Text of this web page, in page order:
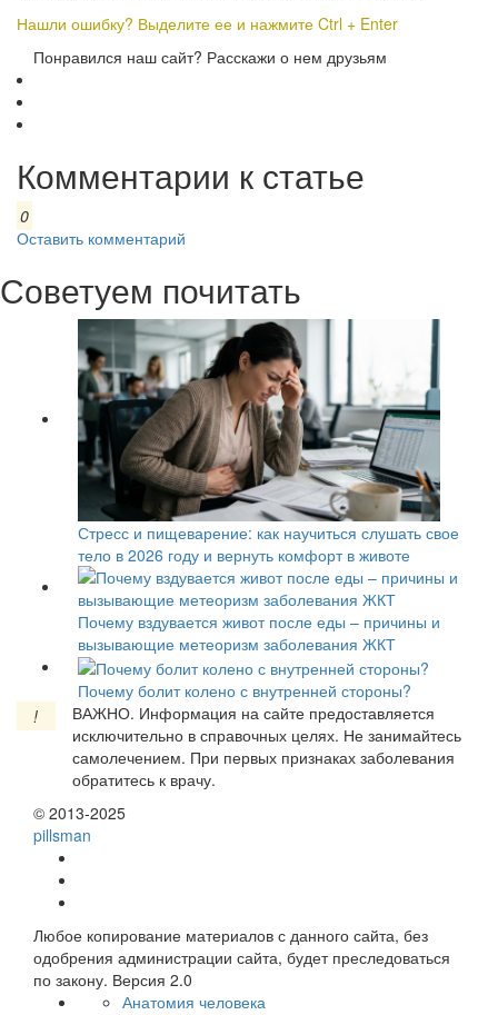
Нашли ошибку? Выделите ее и нажмите Ctrl + Enter
Понравился наш сайт? Расскажи о нем друзьям
Комментарии к статье
0
Оставить комментарий
Советуем почитать
Стресс и пищеварение: как научиться слушать свое
тело в 2026 году и вернуть комфорт в животе
Почему вздувается живот после еды – причины и
вызывающие метеоризм заболевания ЖКТ
Почему болит колено с внутренней стороны?
!
ВАЖНО. Информация на сайте предоставляется
исключительно в справочных целях. Не занимайтесь
самолечением. При первых признаках заболевания
обратитесь к врачу.
© 2013-2025
pillsman
Любое копирование материалов с данного сайта, без
одобрения администрации сайта, будет преследоваться
по закону. Версия 2.0
Анатомия человека